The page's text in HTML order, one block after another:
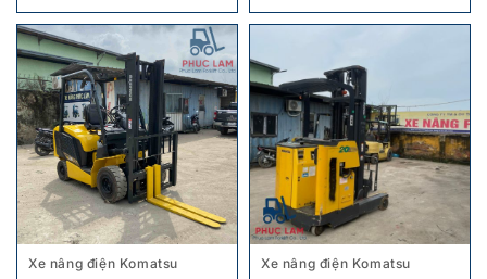
Xe nâng điện Komatsu Xe nâng điện Komatsu